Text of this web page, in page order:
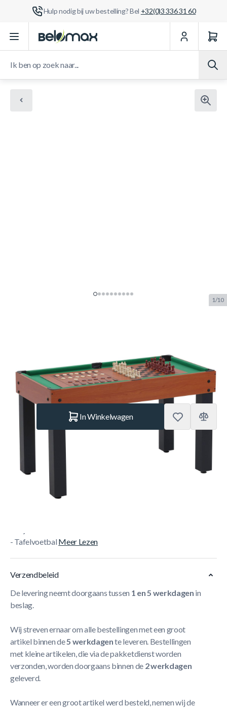
Hulp nodig bij uw bestelling? Bel +32(0)3 336 31 60
Ga naar de inhoud
1/10
NIEUW
€ 299.– Op voorraad
Aantal
In Winkelwagen
Korte Beschrijving
- Garlando 12 in 1 speeltafel
- Urenlang speelplezier gegarandeerd
- Tafelvoetbal Meer Lezen
Verzendbeleid
De levering neemt doorgaans tussen 1 en 5 werkdagen in
beslag.
Wij streven ernaar om alle bestellingen met een groot
artikel binnen de5 werkdagente leveren. Bestellingen
met kleine artikelen, die via de pakketdienst worden
verzonden, worden doorgaans binnen de 2 werkdagen
geleverd.
Wanneer er een groot artikel werd besteld, nemen wij de